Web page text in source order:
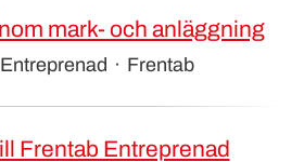
mark- och anläggning
· Frentab
Frentab Entreprenad